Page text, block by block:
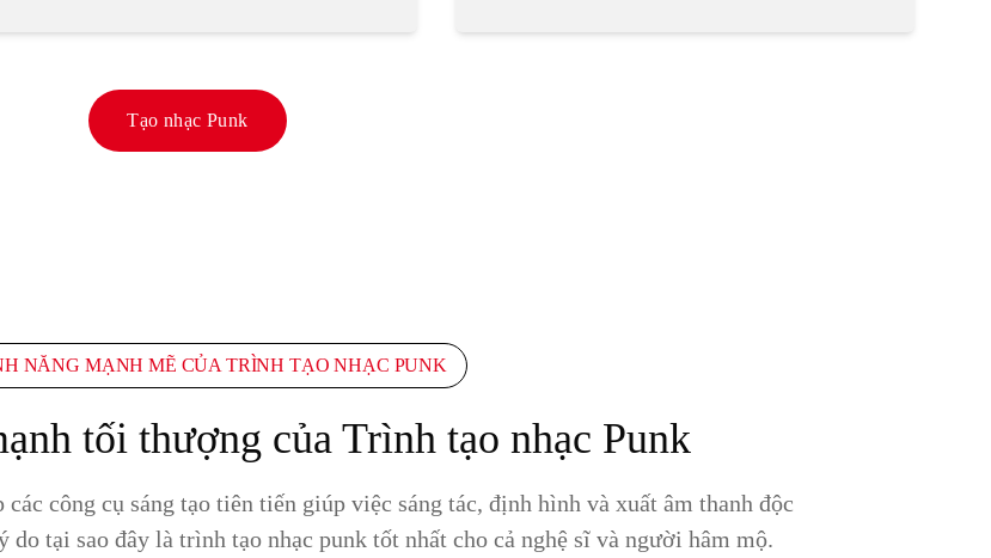
Tạo nhạc Punk
NĂNG MẠNH MẼ CỦA TRÌNH TẠO NHẠC PUNK
tối thượng của Trình tạo nhạc Punk
công cụ sáng tạo tiên tiến giúp việc sáng tác, định hình và xuất âm thanh độc
do tại sao đây là trình tạo nhạc punk tốt nhất cho cả nghệ sĩ và người hâm mộ.